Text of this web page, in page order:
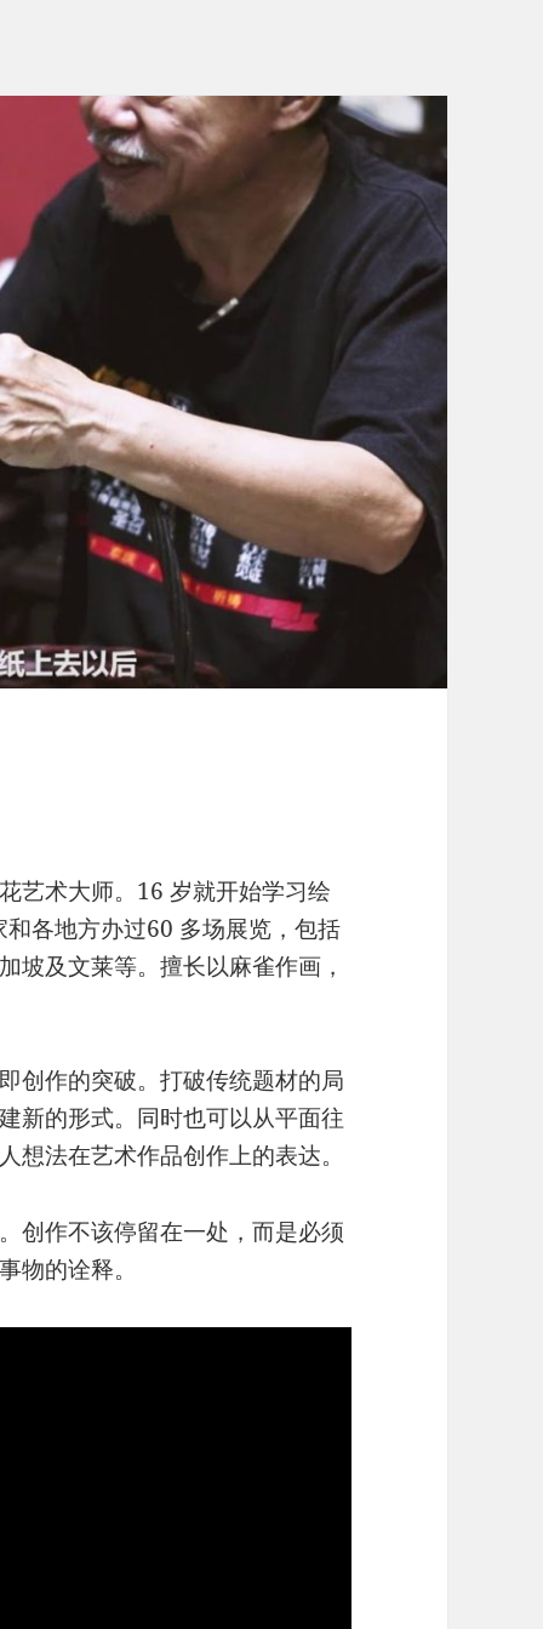
艺术大师。16 岁就开始学习绘
各地方办过60 多场展览，包括
坡及文莱等。擅长以麻雀作画，
创作的突破。打破传统题材的局
新的形式。同时也可以从平面往
想法在艺术作品创作上的表达。
创作不该停留在一处，而是必须
物的诠释。